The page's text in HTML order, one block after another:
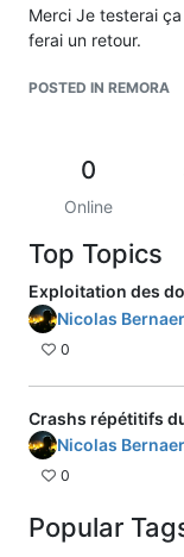
Merci Je testerai
ferai un retour.
POSTED IN REMORA
0
Online
Top Topics
Exploitation des
Nicolas
0
Crashs répétitifs
Nicolas
0
Popular